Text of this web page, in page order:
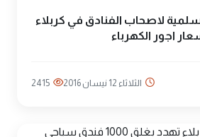
لاصحاب الفنادق في كربلاء
اجور الكهرباء
الثلاثاء 12 نيسان 2016 2415